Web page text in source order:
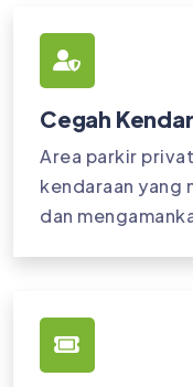
Cegah
Area parkir
kendaraan yang
dan